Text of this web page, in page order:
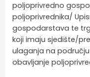
poljoprivredno
poljoprivrednika/
gospodarstava te
koji imaju sjedište/
ulaganja na
obavljanje